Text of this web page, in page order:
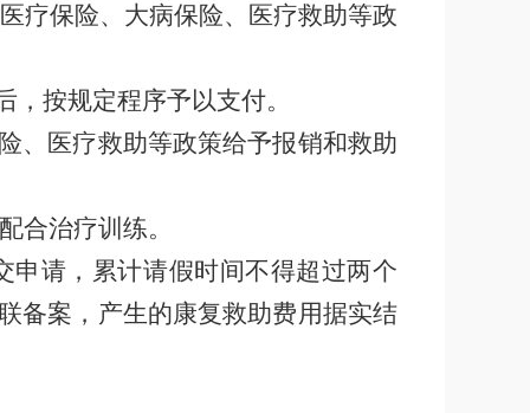
疗保险、大病保险、医疗救助等政
， 按规定程序予以支付。
、医疗救助等政策给予报销和救助
合治疗训练。
申请，累计请假时间不得超过两个
备案，产生的康复救助费用据实结